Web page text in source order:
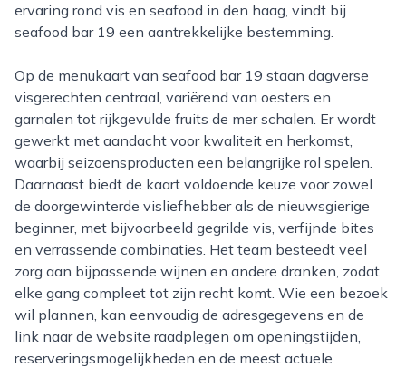
ervaring rond vis en seafood in den haag, vindt bij
seafood bar 19 een aantrekkelijke bestemming.
Op de menukaart van seafood bar 19 staan dagverse
visgerechten centraal, variërend van oesters en
garnalen tot rijkgevulde fruits de mer schalen. Er wordt
gewerkt met aandacht voor kwaliteit en herkomst,
waarbij seizoensproducten een belangrijke rol spelen.
Daarnaast biedt de kaart voldoende keuze voor zowel
de doorgewinterde visliefhebber als de nieuwsgierige
beginner, met bijvoorbeeld gegrilde vis, verfijnde bites
en verrassende combinaties. Het team besteedt veel
zorg aan bijpassende wijnen en andere dranken, zodat
elke gang compleet tot zijn recht komt. Wie een bezoek
wil plannen, kan eenvoudig de adresgegevens en de
link naar de website raadplegen om openingstijden,
reserveringsmogelijkheden en de meest actuele